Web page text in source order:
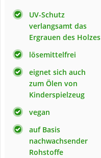
UV-Schutz
verlangsamt das
Ergrauen des Holzes
lösemittelfrei
eignet sich auch
zum Ölen von
Kinderspielzeug
vegan
auf Basis
nachwachsender
Rohstoffe